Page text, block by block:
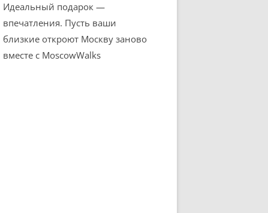
Идеальный подарок —
впечатления. Пусть ваши
близкие откроют Москву заново
вместе с MoscowWalks